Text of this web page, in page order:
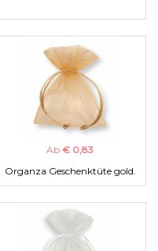
Ab € 0,83
Organza Geschenktüte gold.